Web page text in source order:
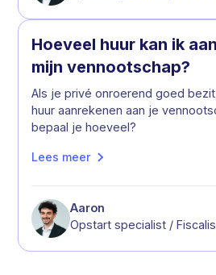
Hoeveel huur kan ik
mijn vennootschap?
Als je privé onroerend goed
huur aanrekenen aan je
bepaal je hoeveel?
Lees meer
Aaron
Opstart specialist /